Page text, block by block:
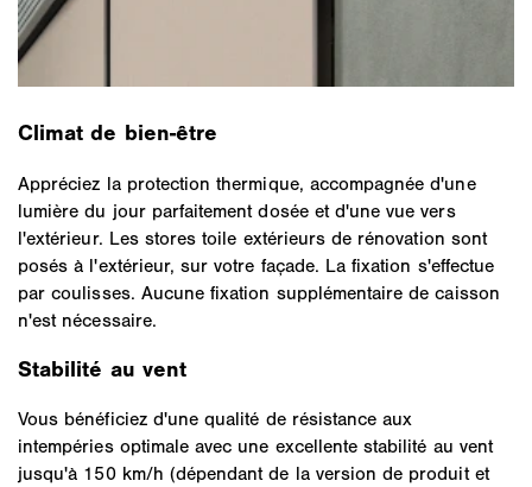
Climat de bien-être
Appréciez la protection thermique, accompagnée d'une
lumière du jour parfaitement dosée et d'une vue vers
l'extérieur. Les stores toile extérieurs de rénovation sont
posés à l'extérieur, sur votre façade. La fixation s'effectue
par coulisses. Aucune fixation supplémentaire de caisson
n'est nécessaire.
Stabilité au vent
Vous bénéficiez d'une qualité de résistance aux
intempéries optimale avec une excellente stabilité au vent
jusqu'à 150 km/h (dépendant de la version de produit et